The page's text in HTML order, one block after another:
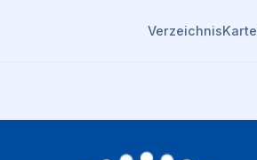
VerzeichnisKarte